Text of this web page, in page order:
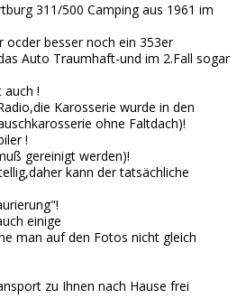
311/500 Camping aus 1961 im
ocder besser noch ein 353er
Auto Traumhaft-und im 2.Fall sogar
!
Karosserie wurde in den
ohne Faltdach)!
!
gereinigt werden)!
kann der tatsächliche
einige
man auf den Fotos nicht gleich
zu Ihnen nach Hause frei